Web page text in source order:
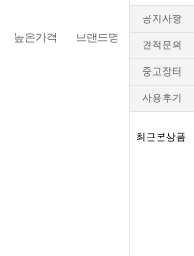
공지사항
견적문의
중고장터
사용후기
최근본상품
높은가격 브랜드명